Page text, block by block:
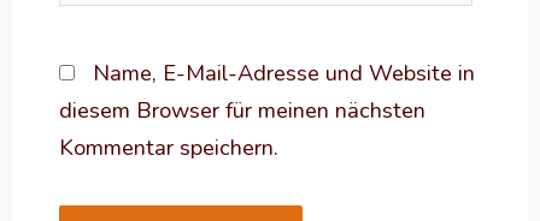
Name, E-Mail-Adresse und Website in
diesem Browser für meinen nächsten
Kommentar speichern.